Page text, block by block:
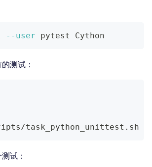
--user pytest Cython
测试：
task_python_unittest.sh
试：